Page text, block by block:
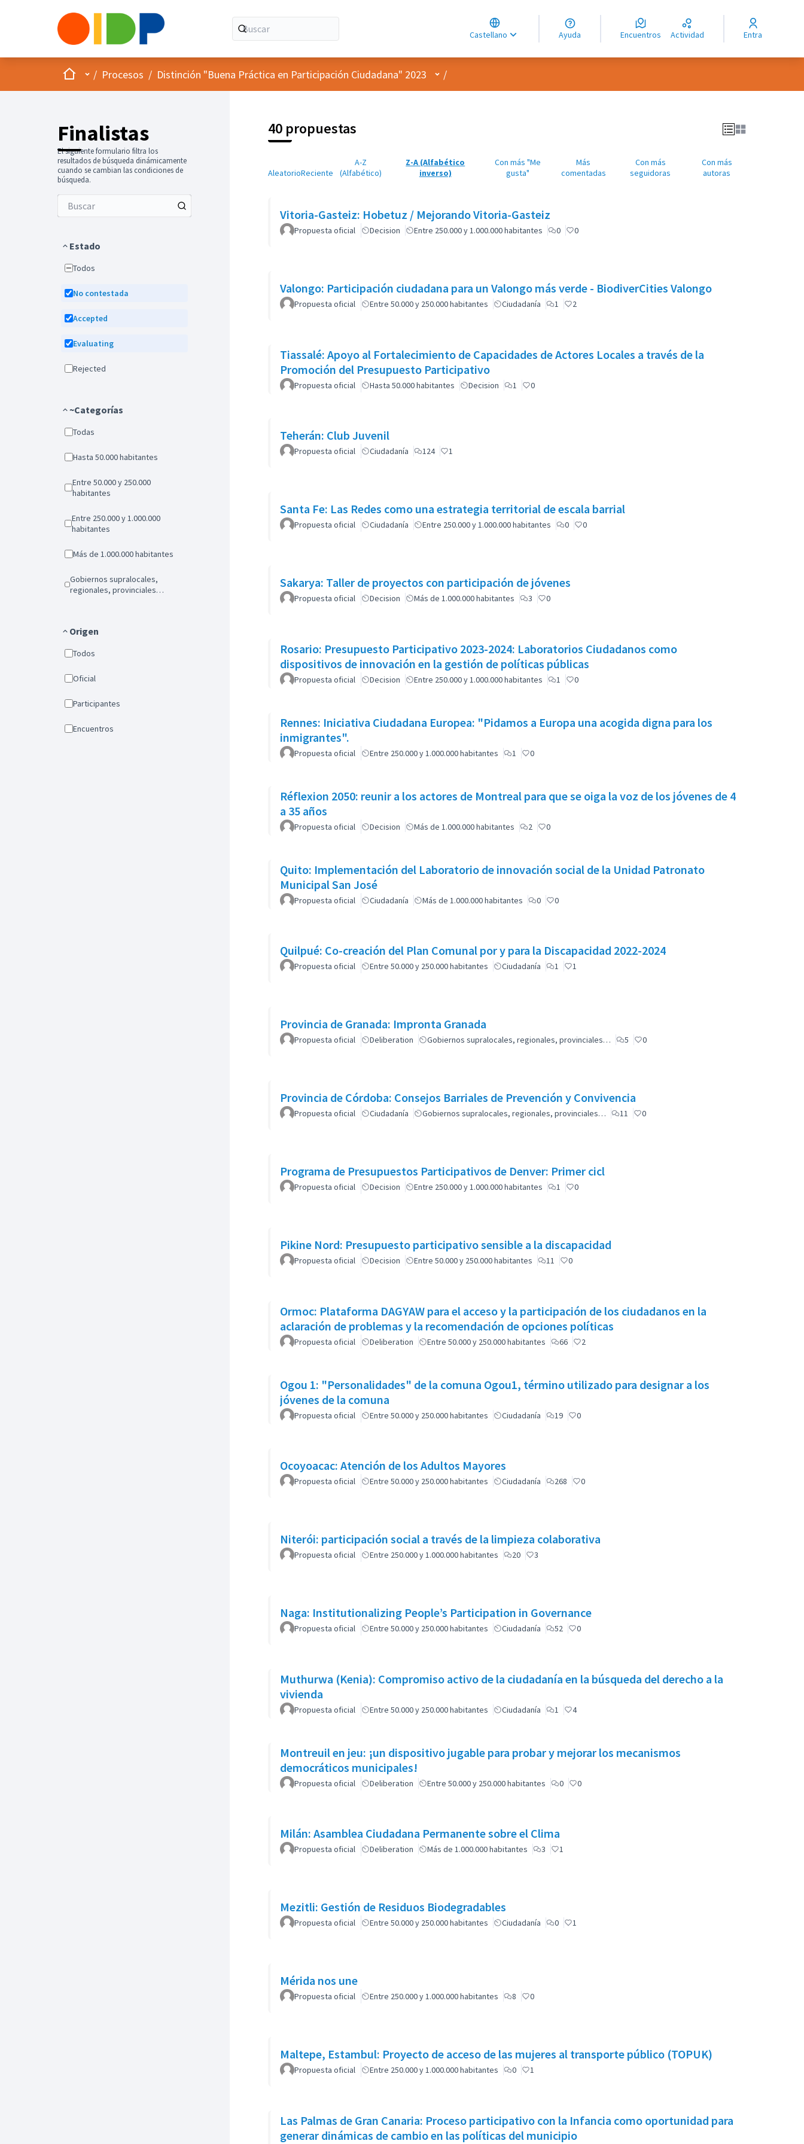
Castellano
Choose language
Choisir la langue
Elegir el idioma
Ayuda Encuentros Actividad Entra
InicioMenú principal
/ Procesos / Distinción "Buena Práctica en Participación Ciudadana" 2023 Menú de usuario
/
Finalistas
El siguiente formulario filtra los
resultados de búsqueda dinámicamente
cuando se cambian las condiciones de
búsqueda.
Estado
Todos
No contestada
Accepted
Evaluating
Rejected
~Categorías
Todas
Hasta 50.000 habitantes
Entre 50.000 y 250.000
habitantes
Entre 250.000 y 1.000.000
habitantes
Más de 1.000.000 habitantes
Gobiernos supralocales,
regionales, provinciales…
Origen
Todos
Oficial
Participantes
Encuentros
40 propuestas
AleatorioReciente
A-Z
(Alfabético)
Z-A (Alfabético
inverso)
Con más "Me
gusta"
Más
comentadas
Con más
seguidoras
Con más
autoras
Vitoria-Gasteiz: Hobetuz / Mejorando Vitoria-Gasteiz
Propuesta oficial Decision Entre 250.000 y 1.000.000 habitantes 0 0
Valongo: Participación ciudadana para un Valongo más verde - BiodiverCities Valongo
Propuesta oficial Entre 50.000 y 250.000 habitantes Ciudadanía 1 2
Tiassalé: Apoyo al Fortalecimiento de Capacidades de Actores Locales a través de la
Promoción del Presupuesto Participativo
Propuesta oficial Hasta 50.000 habitantes Decision 1 0
Teherán: Club Juvenil
Propuesta oficial Ciudadanía 124 1
Santa Fe: Las Redes como una estrategia territorial de escala barrial
Propuesta oficial Ciudadanía Entre 250.000 y 1.000.000 habitantes 0 0
Sakarya: Taller de proyectos con participación de jóvenes
Propuesta oficial Decision Más de 1.000.000 habitantes 3 0
Rosario: Presupuesto Participativo 2023-2024: Laboratorios Ciudadanos como
dispositivos de innovación en la gestión de políticas públicas
Propuesta oficial Decision Entre 250.000 y 1.000.000 habitantes 1 0
Rennes: Iniciativa Ciudadana Europea: "Pidamos a Europa una acogida digna para los
inmigrantes".
Propuesta oficial Entre 250.000 y 1.000.000 habitantes 1 0
Réflexion 2050: reunir a los actores de Montreal para que se oiga la voz de los jóvenes de 4
a 35 años
Propuesta oficial Decision Más de 1.000.000 habitantes 2 0
Quito: Implementación del Laboratorio de innovación social de la Unidad Patronato
Municipal San José
Propuesta oficial Ciudadanía Más de 1.000.000 habitantes 0 0
Quilpué: Co-creación del Plan Comunal por y para la Discapacidad 2022-2024
Propuesta oficial Entre 50.000 y 250.000 habitantes Ciudadanía 1 1
Provincia de Granada: Impronta Granada
Propuesta oficial Deliberation Gobiernos supralocales, regionales, provinciales… 5 0
Provincia de Córdoba: Consejos Barriales de Prevención y Convivencia
Propuesta oficial Ciudadanía Gobiernos supralocales, regionales, provinciales… 11 0
Programa de Presupuestos Participativos de Denver: Primer cicl
Propuesta oficial Decision Entre 250.000 y 1.000.000 habitantes 1 0
Pikine Nord: Presupuesto participativo sensible a la discapacidad
Propuesta oficial Decision Entre 50.000 y 250.000 habitantes 11 0
Ormoc: Plataforma DAGYAW para el acceso y la participación de los ciudadanos en la
aclaración de problemas y la recomendación de opciones políticas
Propuesta oficial Deliberation Entre 50.000 y 250.000 habitantes 66 2
Ogou 1: "Personalidades" de la comuna Ogou1, término utilizado para designar a los
jóvenes de la comuna
Propuesta oficial Entre 50.000 y 250.000 habitantes Ciudadanía 19 0
Ocoyoacac: Atención de los Adultos Mayores
Propuesta oficial Entre 50.000 y 250.000 habitantes Ciudadanía 268 0
Niterói: participación social a través de la limpieza colaborativa
Propuesta oficial Entre 250.000 y 1.000.000 habitantes 20 3
Naga: Institutionalizing People’s Participation in Governance
Propuesta oficial Entre 50.000 y 250.000 habitantes Ciudadanía 52 0
Muthurwa (Kenia): Compromiso activo de la ciudadanía en la búsqueda del derecho a la
vivienda
Propuesta oficial Entre 50.000 y 250.000 habitantes Ciudadanía 1 4
Montreuil en jeu: ¡un dispositivo jugable para probar y mejorar los mecanismos
democráticos municipales!
Propuesta oficial Deliberation Entre 50.000 y 250.000 habitantes 0 0
Milán: Asamblea Ciudadana Permanente sobre el Clima
Propuesta oficial Deliberation Más de 1.000.000 habitantes 3 1
Mezitli: Gestión de Residuos Biodegradables
Propuesta oficial Entre 50.000 y 250.000 habitantes Ciudadanía 0 1
Mérida nos une
Propuesta oficial Entre 250.000 y 1.000.000 habitantes 8 0
Maltepe, Estambul: Proyecto de acceso de las mujeres al transporte público (TOPUK)
Propuesta oficial Entre 250.000 y 1.000.000 habitantes 0 1
Las Palmas de Gran Canaria: Proceso participativo con la Infancia como oportunidad para
generar dinámicas de cambio en las políticas del municipio